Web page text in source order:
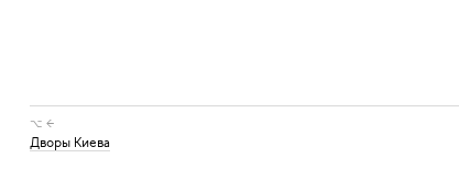
⌥ ←
Дворы Киева